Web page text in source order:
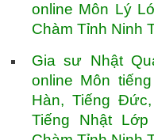
online Môn Lý
Chàm Tỉnh Ninh
Gia sư Nhật
online Môn
Hàn, Tiếng
Tiếng Nhật